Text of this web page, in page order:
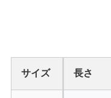
サイズ 長さ